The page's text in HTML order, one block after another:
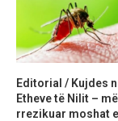
Editorial / Kujdes
Etheve të Nilit –
rrezikuar moshat